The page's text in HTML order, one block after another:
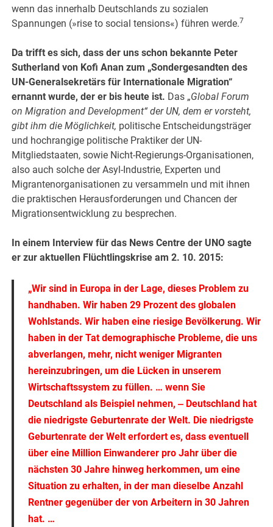
wenn das innerhalb Deutschlands zu sozialen
Spannungen (»rise to social tensions«) führen werde.7
Da trifft es sich, dass der uns schon bekannte Peter
Sutherland von Kofi Anan zum „Sondergesandten des
UN-Generalsekretärs für Internationale Migration“
ernannt wurde, der er bis heute ist. Das „Global Forum
on Migration and Development“ der UN, dem er vorsteht,
gibt ihm die Möglichkeit, politische Entscheidungsträger
und hochrangige politische Praktiker der UN-
Mitgliedstaaten, sowie Nicht-Regierungs-Organisationen,
also auch solche der Asyl-Industrie, Experten und
Migrantenorganisationen zu versammeln und mit ihnen
die praktischen Herausforderungen und Chancen der
Migrationsentwicklung zu besprechen.
In einem Interview für das News Centre der UNO sagte
er zur aktuellen Flüchtlingskrise am 2. 10. 2015:
„Wir sind in Europa in der Lage, dieses Problem zu
handhaben. Wir haben 29 Prozent des globalen
Wohlstands. Wir haben eine riesige Bevölkerung. Wir
haben in der Tat demographische Probleme, die uns
abverlangen, mehr, nicht weniger Migranten
hereinzubringen, um die Lücken in unserem
Wirtschaftssystem zu füllen. … wenn Sie
Deutschland als Beispiel nehmen, ‒ Deutschland hat
die niedrigste Geburtenrate der Welt. Die niedrigste
Geburtenrate der Welt erfordert es, dass eventuell
über eine Million Einwanderer pro Jahr über die
nächsten 30 Jahre hinweg herkommen, um eine
Situation zu erhalten, in der man dieselbe Anzahl
Rentner gegenüber der von Arbeitern in 30 Jahren
hat. …